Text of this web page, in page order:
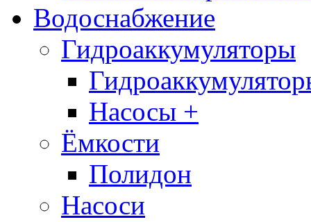
Водоснабжение
Гидроаккумуляторы
Насосы +
Ёмкости
Полидон
Насоси